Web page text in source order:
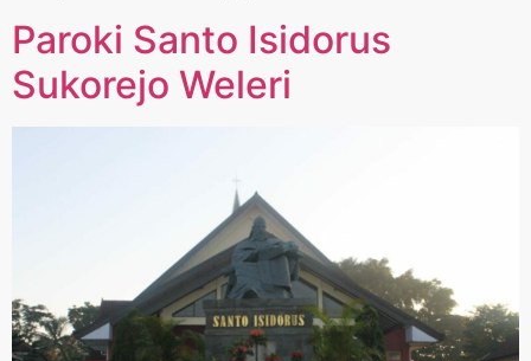
Paroki Santo Isidorus
Sukorejo Weleri